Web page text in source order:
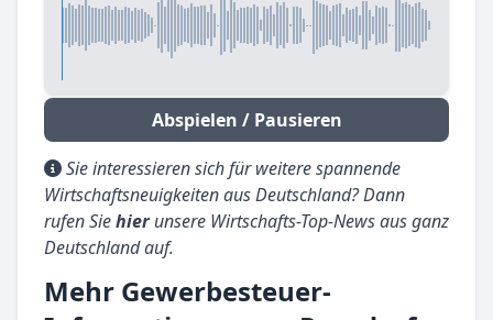
Abspielen / Pausieren
Sie interessieren sich für weitere spannende
Wirtschaftsneuigkeiten aus Deutschland? Dann
rufen Siehierunsere Wirtschafts-Top-News aus ganz
Deutschland auf.
Mehr Gewerbesteuer-